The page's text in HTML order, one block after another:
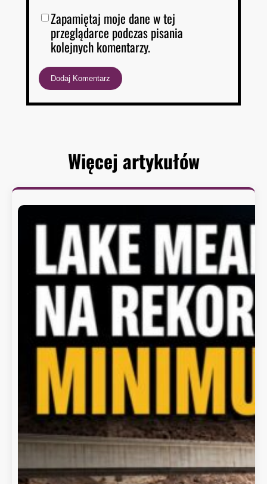
Zapamiętaj moje dane w tej
przeglądarce podczas pisania
kolejnych komentarzy.
Więcej artykułów